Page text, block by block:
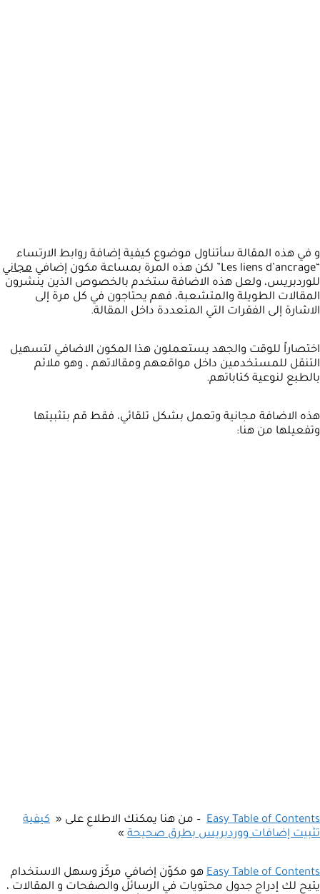
و في هذه المقالة سأتناول موضوع كيفية إضافة روابط الارتساء
“Les liens d’ancrage” لكن هذه المرة بمساعة مكون إضافي
مجاني
للوردبريس، ولعل هذه الاضافة ستخدم بالخصوص الذين ينشرون
المقالات الطويلة والمتشعبة، فهم يحتاجون في كل مرة إلى
الاشارة إلى الفقرات التي المتعددة داخل المقالة.
اختصاراً للوقت والجهد يستعملون هذا المكون الاضافي لتسهيل
التنقل للمستخدمين داخل مواقعهم ومقالاتهم ، وهو ملائم
بالطبع لنوعية كتاباتهم.
هذه الاضافة مجانية وتعمل بشكل تلقائي، فقط قم بتثبيتها
وتفعيلها من هنا:
Easy Table of Contents – من هنا يمكنك الاطلاع على « كيفية
تثبيت إضافات ووردبريس بطرق صحيحة »
Easy Table of Contents هو مكوّن إضافي مركّز وسهل الاستخدام
يتيح لك إدراج جدول محتويات في الرسائل والصفحات و المقالات ،